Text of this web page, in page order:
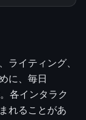
イティング、
に、毎日
各インタラク
れることがあ